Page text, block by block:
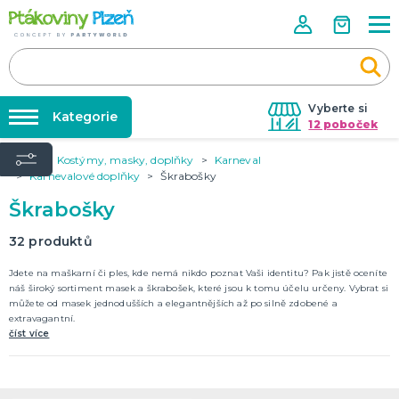
Vyberte si
12 poboček
Půjčovna kostýmů
Nafukování balónků
Prodejny
Rozvoz
Párty Blog
O nás
Kategorie
KOSTÝMY, MASKY, DOPLŇKY
Karneval
KARNEVALOVÉ KOSTÝMY
PÁRTY VÝZDOBA
Narozeninové oslavy
Úvod Kostýmy, masky, doplňky
Karneval
Karnevalové doplňky
Škrabošky
Škrabošky
32 produktů
Jdete na maškarní či ples, kde nemá nikdo poznat Vaši identitu? Pak jistě oceníte
náš široký sortiment masek a škrabošek, které jsou k tomu účelu určeny. Vybrat si
můžete od masek jednodušších a elegantnějších až po silně zdobené a
extravagantní.
číst více